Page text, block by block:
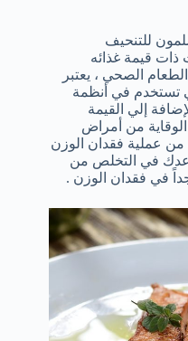
للتنحيف
قيمة غذائه
الصحي ، يعتبر
تستخدم في أنظمة
إلي القيمة
الوقاية من أمراض
من عملية فقدان الوزن
في التخلص من
في فقدان الوزن .